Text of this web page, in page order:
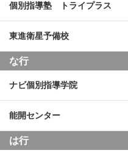
個別指導塾 トライプラス
東進衛星予備校
な行
ナビ個別指導学院
能開センター
は行